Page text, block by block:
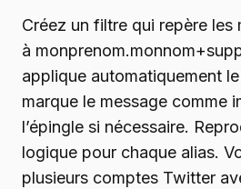
Créez un filtre qui repère les
à
applique automatiquement
marque le message comme
l’épingle si nécessaire.
logique pour chaque alias.
plusieurs comptes Twitter